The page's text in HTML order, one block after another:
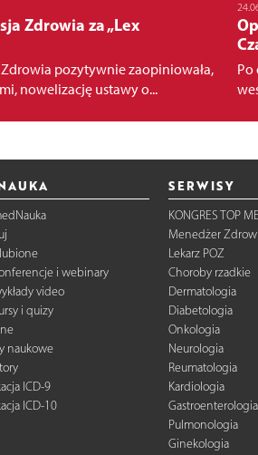
Zdrowia za „Lex
pozytywnie zaopiniowała,
nowelizację ustawy o...
Po
i webinary
video
i quizy
naukowe
ICD-9
ICD-10
SERWISY
KONGRES TOP
Menedżer
Lekarz POZ
Choroby rzadkie
Dermatologia
Diabetologia
Onkologia
Neurologia
Reumatologia
Kardiologia
Gastroenterologia
Pulmonologia
Ginekologia